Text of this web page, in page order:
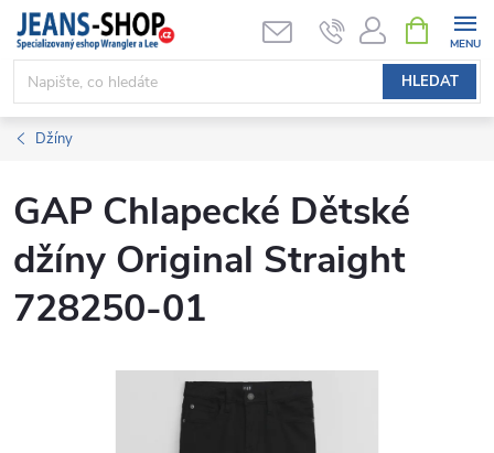
Přejít
obsah
HLEDAT
NÁKUPNÍ
KOŠÍK
Džíny
GAP Chlapecké Dětské
džíny Original Straight
728250-01